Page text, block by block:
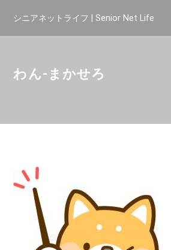
シニアネットライフ | Senior Net Life
わん-まかせろ